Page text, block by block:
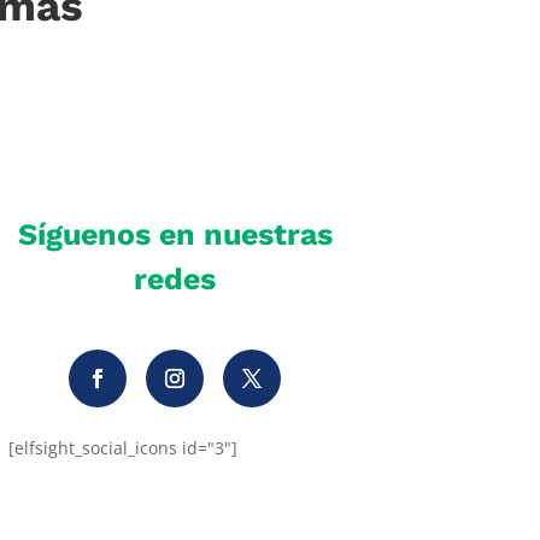
Síguenos en nuestras
redes
[elfsight_social_icons id="3"]